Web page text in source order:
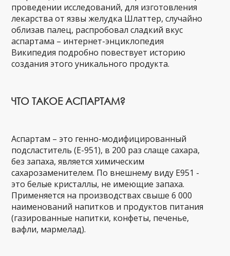
проведении исследований, для изготовления
лекарства от язвы желудка Шлаттер, случайно
облизав палец, распробовал сладкий вкус
аспартама – интернет-энциклопедия
Википедия подробно повествует историю
создания этого уникального продукта.
ЧТО ТАКОЕ АСПАРТАМ?
Аспартам – это генно-модифицированный
подсластитель (Е-951), в 200 раз слаще сахара,
без запаха, является химическим
сахарозаменителем. По внешнему виду Е951 -
это белые кристаллы, не имеющие запаха.
Применяется на производствах свыше 6 000
наименований напитков и продуктов питания
(газированные напитки, конфеты, печенье,
вафли, мармелад).